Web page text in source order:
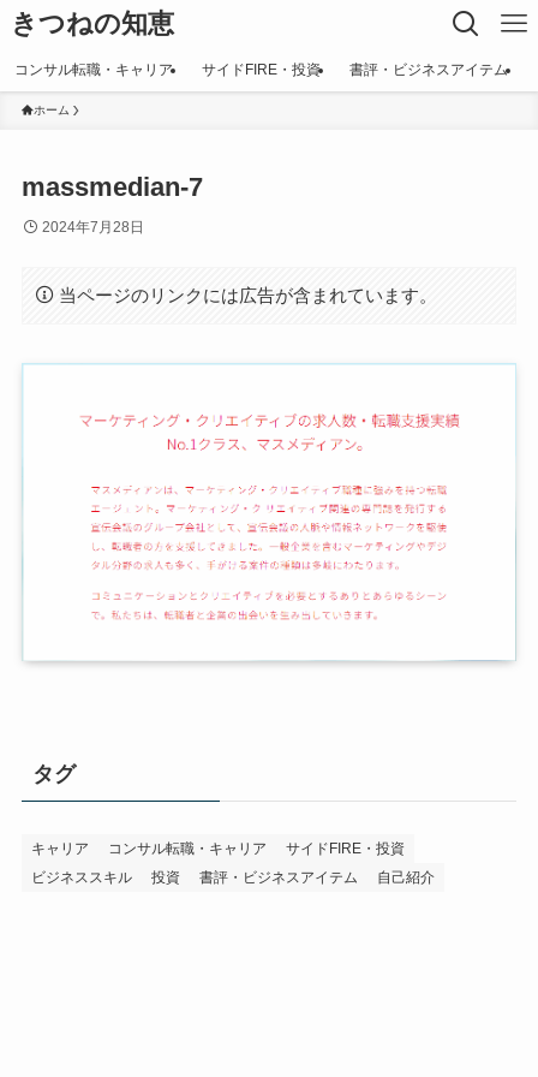
きつねの知恵
コンサル転職・キャリア サイドFIRE・投資 書評・ビジネスアイテム
ホーム
massmedian-7
2024年7月28日
当ページのリンクには広告が含まれています。
タグ
キャリア コンサル転職・キャリア
サイドFIRE・投資
ビジネススキル
投資 書評・ビジネスアイテム 自己紹介